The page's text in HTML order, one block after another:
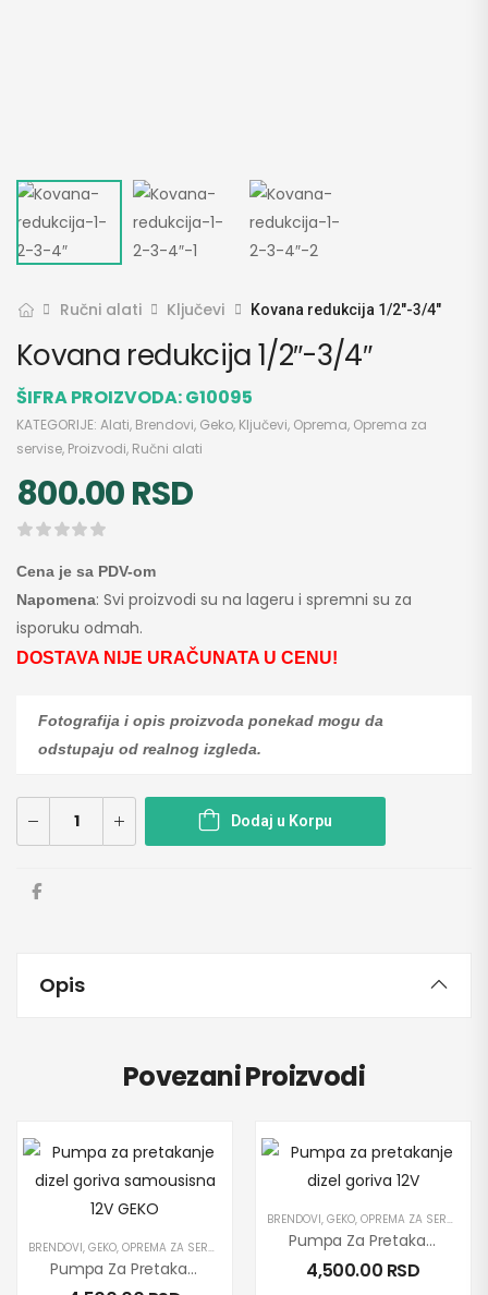
Ručni alati Ključevi Kovana redukcija 1/2″-3/4″
Kovana redukcija 1/2″-3/4″
ŠIFRA PROIZVODA:G10095
KATEGORIJE: Alati, Brendovi, Geko, Ključevi, Oprema, Oprema za
servise, Proizvodi, Ručni alati
800.00RSD
Cena je sa PDV-om
Napomena: Svi proizvodi su na lageru i spremni su za
isporuku odmah.
DOSTAVA NIJE URAČUNATA U CENU!
Fotografija i opis proizvoda ponekad mogu da
odstupaju od realnog izgleda.
Dodaj u Korpu
Opis
Povezani Proizvodi
BRENDOVI, GEKO, OPREMA ZA SERVISE PRETAKANJE DIZEL GORIVA,PROIZVODI
Pumpa Za Pretakanje Dizel Goriva Samousisna 12V GEKO
BRENDOVI, GEKO, OPREMA ZA SERVISE
Pumpa Za Pretakanje Dizel Goriva 12V GEKO
4,500.00 RSD